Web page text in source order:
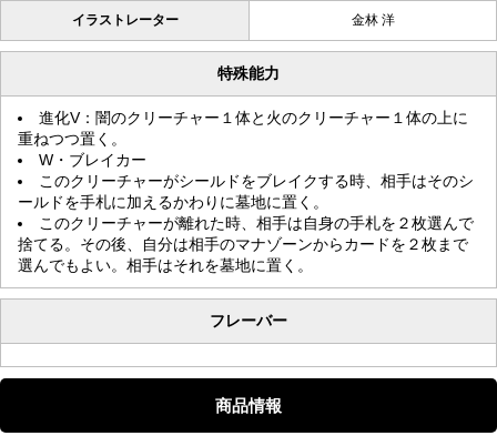
イラストレーター 金林 洋
特殊能力
進化V：闇のクリーチャー１体と火のクリーチャー１体の上に
重ねつつ置く。
W・ブレイカー
このクリーチャーがシールドをブレイクする時、相手はそのシ
ールドを手札に加えるかわりに墓地に置く。
このクリーチャーが離れた時、相手は自身の手札を２枚選んで
捨てる。その後、自分は相手のマナゾーンからカードを２枚まで
選んでもよい。相手はそれを墓地に置く。
フレーバー
商品情報